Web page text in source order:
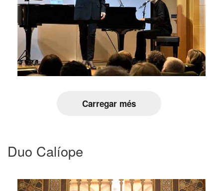
Carregar més
Duo Calíope